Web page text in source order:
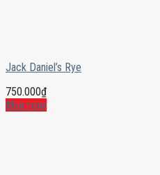
Jack Daniel’s Rye
750.000₫
Mua ngay